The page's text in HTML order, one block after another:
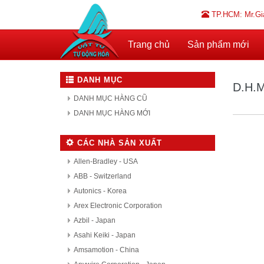
TP.HCM:
Trang chủ Sản phẩm mới
DANH MỤC
DANH MỤC HÀNG CŨ
DANH MỤC HÀNG MỚI
CÁC NHÀ SẢN XUẤT
Allen-Bradley - USA
ABB - Switzerland
Autonics - Korea
Arex Electronic Corporation
Azbil - Japan
Asahi Keiki - Japan
Amsamotion - China